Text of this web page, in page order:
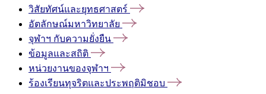
วิสัยทัศน์และยุทธศาสตร์
อัตลักษณ์มหาวิทยาลัย
จุฬาฯ กับความยั่งยืน
ข้อมูลและสถิติ
หน่วยงานของจุฬาฯ
ร้องเรียนทุจริตและประพฤติมิชอบ